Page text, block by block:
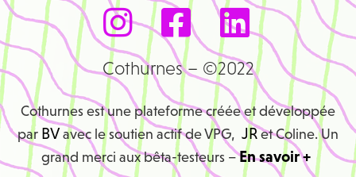
Cothurnes – ©2022
Cothurnes est une plateforme créée et développée
par BV avec le soutien actif de VPG, JRet Coline. Un
grand merci aux bêta-testeurs –En savoir +